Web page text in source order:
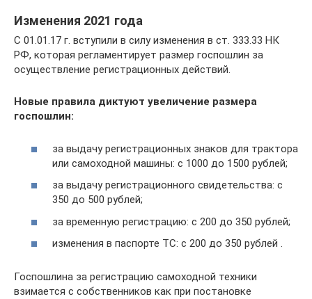
Изменения 2021 года
С 01.01.17 г. вступили в силу изменения в ст. 333.33 НК
РФ, которая регламентирует размер госпошлин за
осуществление регистрационных действий.
Новые правила диктуют увеличение размера
госпошлин:
за выдачу регистрационных знаков для трактора
или самоходной машины: с 1000 до 1500 рублей;
за выдачу регистрационного свидетельства: с
350 до 500 рублей;
за временную регистрацию: с 200 до 350 рублей;
изменения в паспорте ТС: с 200 до 350 рублей .
Госпошлина за регистрацию самоходной техники
взимается с собственников как при постановке